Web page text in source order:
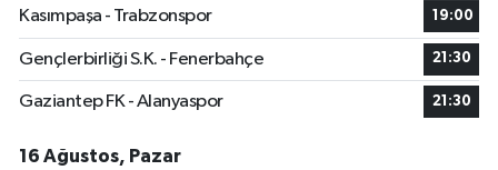
Kasımpaşa - Trabzonspor 19:00
Gençlerbirliği S.K. - Fenerbahçe 21:30
Gaziantep FK - Alanyaspor 21:30
16 Ağustos, Pazar